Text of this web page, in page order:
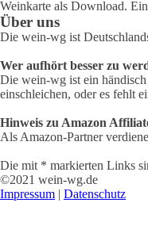
Weinkarte als Download.
Über uns
Die wein-wg ist
Wer aufhört besser zu
Die wein-wg ist ein
einschleichen, oder es fehlt
Hinweis zu Amazon
Als Amazon-Partner
Die mit * markierten Links
©2021 wein-wg.de
Impressum | Datenschutz